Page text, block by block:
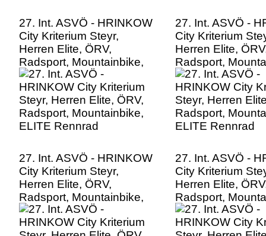
27. Int. ASVÖ - HRINKOW
City Kriterium Steyr,
Herren Elite, ÖRV,
Radsport, Mountainbike,
ELITE Rennrad
27. Int. ASVÖ -
City Kriterium
Herren Elite,
Radsport,
ELITE Rennrad
27. Int. ASVÖ - HRINKOW
City Kriterium Steyr,
Herren Elite, ÖRV,
Radsport, Mountainbike,
ELITE Rennrad
27. Int. ASVÖ -
City Kriterium
Herren Elite,
Radsport,
ELITE Rennrad